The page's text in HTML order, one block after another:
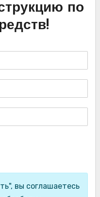
по
вы соглашаетесь